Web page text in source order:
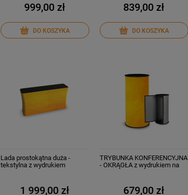
999,00 zł
DO KOSZYKA
839,00 zł
DO KOSZYKA
Lada prostokątna duża -
tekstylna z wydrukiem
1 999,00 zł
TRYBUNKA KONFERENCYJNA
- OKRĄGŁA z wydrukiem na
679,00 zł